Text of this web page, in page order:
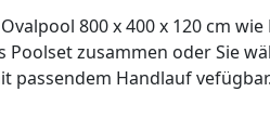
800 x 400 x 120 cm
Poolset zusammen oder Sie
passendem Handlauf vefügbar.